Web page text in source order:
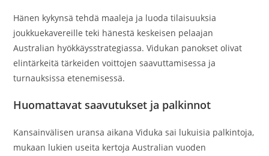
Hänen kykynsä tehdä maaleja ja luoda tilaisuuksia
joukkuekavereille teki hänestä keskeisen pelaajan
Australian hyökkäysstrategiassa. Vidukan panokset olivat
elintärkeitä tärkeiden voittojen saavuttamisessa ja
turnauksissa etenemisessä.
Huomattavat saavutukset ja palkinnot
Kansainvälisen uransa aikana Viduka sai lukuisia palkintoja,
mukaan lukien useita kertoja Australian vuoden